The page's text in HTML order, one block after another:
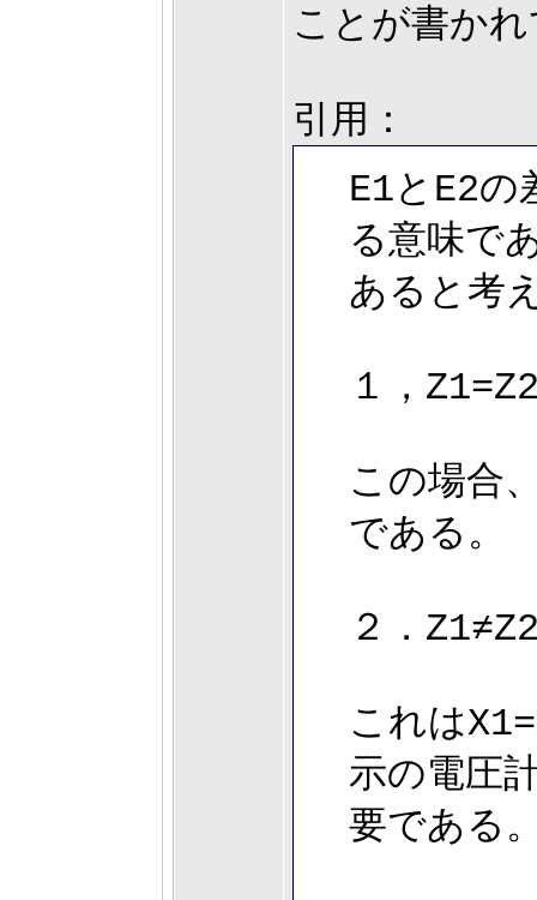
ことが書か
引用：
E1とE2の
る意味で
あると考
１，
この場合
である。
２．
これは
示の電圧
要である